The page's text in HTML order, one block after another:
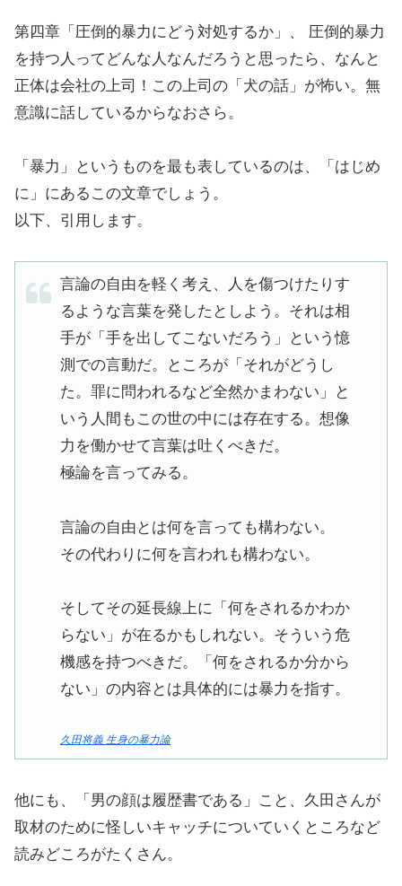
第四章「圧倒的暴力にどう対処するか」、 圧倒的暴力
を持つ人ってどんな人なんだろうと思ったら、なんと
正体は会社の上司！この上司の「犬の話」が怖い。無
意識に話しているからなおさら。
「暴力」というものを最も表しているのは、「はじめ
に」にあるこの文章でしょう。
以下、引用します。
言論の自由を軽く考え、人を傷つけたりす
るような言葉を発したとしよう。それは相
手が「手を出してこないだろう」という憶
測での言動だ。ところが「それがどうし
た。罪に問われるなど全然かまわない」と
いう人間もこの世の中には存在する。想像
力を働かせて言葉は吐くべきだ。
極論を言ってみる。
言論の自由とは何を言っても構わない。
その代わりに何を言われも構わない。
そしてその延長線上に「何をされるかわか
らない」が在るかもしれない。そういう危
機感を持つべきだ。「何をされるか分から
ない」の内容とは具体的には暴力を指す。
久田将義 生身の暴力論
他にも、「男の顔は履歴書である」こと、久田さんが
取材のために怪しいキャッチについていくところなど
読みどころがたくさん。